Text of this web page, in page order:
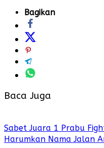
Bagikan
Baca Juga
Sabet Juara 1 Prabu
Harumkan Nama Jalan